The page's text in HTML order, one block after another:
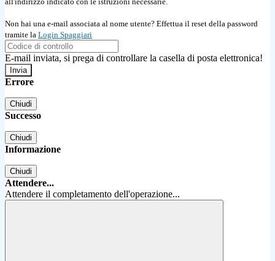
Non hai una e-mail associata al nome utente? Effettua il reset della password
tramite la Login Spaggiari
E-mail inviata, si prega di controllare la casella di posta elettronica!
Errore
Chiudi
Successo
Chiudi
Informazione
Chiudi
Attendere...
Attendere il completamento dell'operazione...